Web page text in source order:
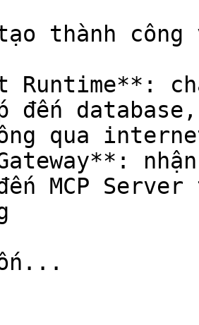
thành
Runtime**:
qua
MCP